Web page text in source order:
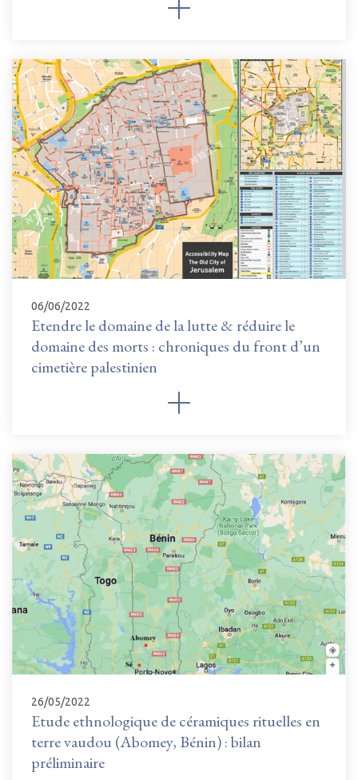
06/06/2022
Etendre le domaine de la lutte & réduire le
domaine des morts : chroniques du front d’un
cimetière palestinien
26/05/2022
Etude ethnologique de céramiques rituelles en
terre vaudou (Abomey, Bénin) : bilan
préliminaire